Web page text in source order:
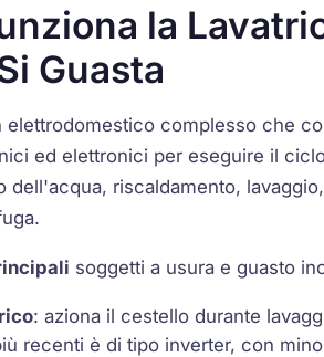
la
Guasta
elettrodomestico complesso che
ed elettronici per eseguire il
dell'acqua, riscaldamento,
soggetti a usura e guasto
: aziona il cestello durante
recenti è di tipo inverter, con